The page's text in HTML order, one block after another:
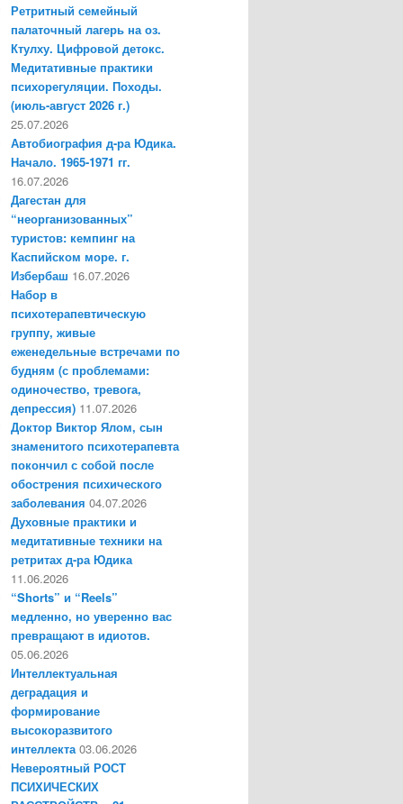
Ретритный семейный
палаточный лагерь на оз.
Ктулху. Цифровой детокс.
Медитативные практики
психорегуляции. Походы.
(июль-август 2026 г.)
25.07.2026
Автобиография д-ра Юдика.
Начало. 1965-1971 гг.
16.07.2026
Дагестан для
“неорганизованных”
туристов: кемпинг на
Каспийском море. г.
Избербаш 16.07.2026
Набор в
психотерапевтическую
группу, живые
еженедельные встречами по
будням (с проблемами:
одиночество, тревога,
депрессия) 11.07.2026
Доктор Виктор Ялом, сын
знаменитого психотерапевта
покончил с собой после
обострения психического
заболевания 04.07.2026
Духовные практики и
медитативные техники на
ретритах д-ра Юдика
11.06.2026
“Shorts” и “Reels”
медленно, но уверенно вас
превращают в идиотов.
05.06.2026
Интеллектуальная
деградация и
формирование
высокоразвитого
интеллекта 03.06.2026
Невероятный РОСТ
ПСИХИЧЕСКИХ